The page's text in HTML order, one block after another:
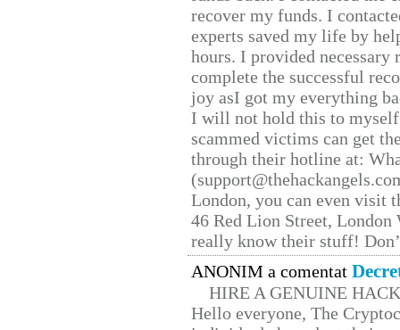
recover my funds. I
experts saved my life by
hours. I provided
complete the successful
joy asI got my everything
I will not hold this to
scammed victims can get
through their hotline at:
London, you can even visit
46 Red Lion Street, London
really know their stuff!
ANONIM a comentat
HIRE A GENUINE
Hello everyone, The